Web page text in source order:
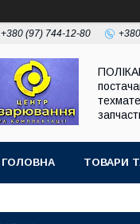
+380 (97) 744-12-80
ГОЛОВНА ТОВАРИ